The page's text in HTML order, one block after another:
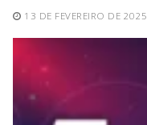
13 DE FEVEREIRO DE 2025